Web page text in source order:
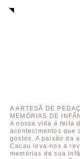
A ARTESÃ DE
MEMÓRIAS DE
A nossa vida é feita
acontecimentos que
gostos. A paixão da
Cacau leva-nos a
memórias da sua